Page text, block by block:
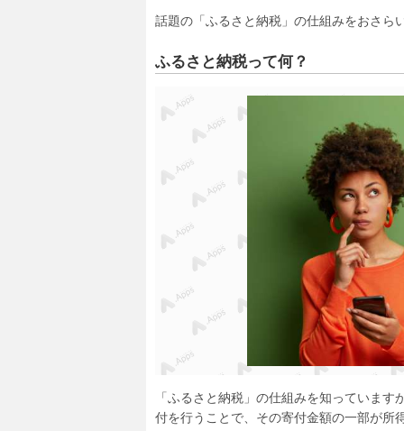
話題の「ふるさと納税」の仕組みをおさら
ふるさと納税って何？
「ふるさと納税」の仕組みを知っていま
付を行うことで、その寄付金額の一部が所